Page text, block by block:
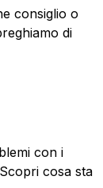
consiglio o
di
con i
cosa sta